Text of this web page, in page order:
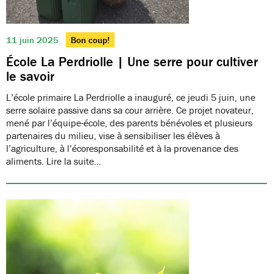
11 juin 2025 Bon coup!
École La Perdriolle | Une serre pour cultiver
le savoir
L’école primaire La Perdriolle a inauguré, ce jeudi 5 juin, une
serre solaire passive dans sa cour arrière. Ce projet novateur,
mené par l’équipe-école, des parents bénévoles et plusieurs
partenaires du milieu, vise à sensibiliser les élèves à
l’agriculture, à l’écoresponsabilité et à la provenance des
aliments. Lire la suite…